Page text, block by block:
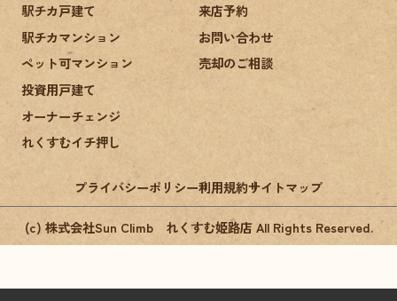
駅チカ戸建て
駅チカマンション
ペット可マンション
投資用戸建て
オーナーチェンジ
れくすむイチ押し
来店予約
お問い合わせ
売却のご相談
プライバシーポリシー利用規約サイトマップ
(c) 株式会社Sun Climb れくすむ姫路店 All Rights Reserved.